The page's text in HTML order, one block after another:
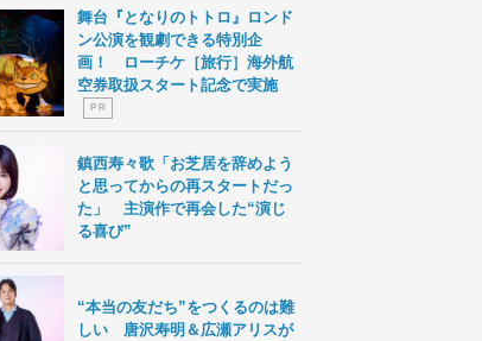
舞台『となりのトトロ』ロンド
ン公演を観劇できる特別企
画！ ローチケ［旅行］海外航
空券取扱スタート記念で実施
P R
鎮西寿々歌「お芝居を辞めよう
と思ってからの再スタートだっ
た」 主演作で再会した“演じ
る喜び”
“本当の友だち”をつくるのは難
しい 唐沢寿明＆広瀬アリスが